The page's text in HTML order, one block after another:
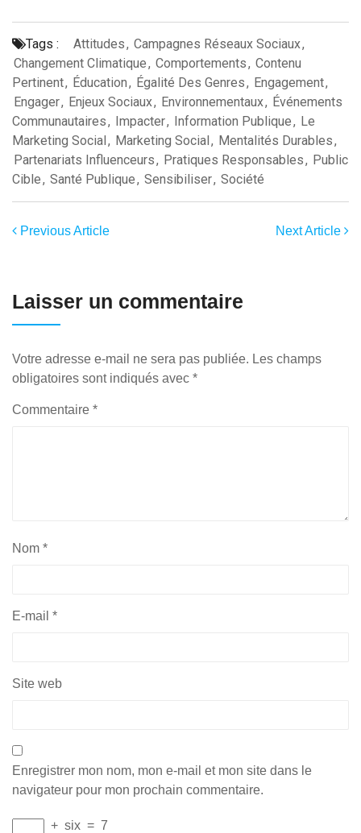
Tags : Attitudes, Campagnes Réseaux Sociaux,
Changement Climatique, Comportements, Contenu
Pertinent, Éducation, Égalité Des Genres, Engagement,
Engager, Enjeux Sociaux, Environnementaux, Événements
Communautaires, Impacter, Information Publique, Le
Marketing Social, Marketing Social, Mentalités Durables,
Partenariats Influenceurs, Pratiques Responsables, Public
Cible, Santé Publique, Sensibiliser, Société
Previous Article Next Article
Laisser un commentaire
Votre adresse e-mail ne sera pas publiée. Les champs
obligatoires sont indiqués avec *
Commentaire *
Nom *
E-mail *
Site web
Enregistrer mon nom, mon e-mail et mon site dans le
navigateur pour mon prochain commentaire.
+ six = 7